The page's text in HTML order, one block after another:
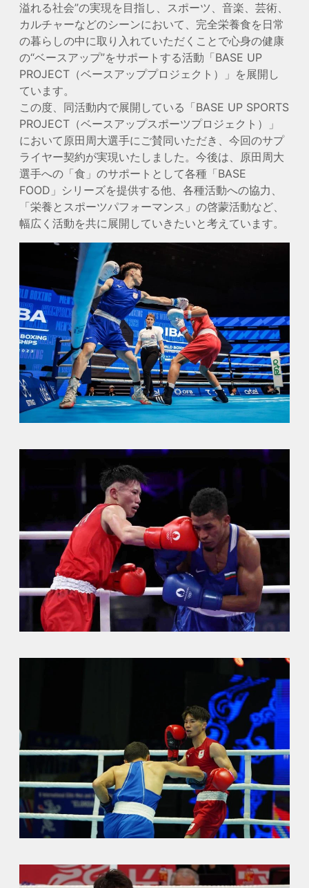
溢れる社会”の実現を目指し、スポーツ、音楽、芸術、
カルチャーなどのシーンにおいて、完全栄養食を日常
の暮らしの中に取り入れていただくことで心身の健康
の“ベースアップ”をサポートする活動「BASE UP
PROJECT（ベースアッププロジェクト）」を展開し
ています。
この度、同活動内で展開している「BASE UP SPORTS
PROJECT（ベースアップスポーツプロジェクト）」
において原田周大選手にご賛同いただき、今回のサプ
ライヤー契約が実現いたしました。今後は、原田周大
選手への「食」のサポートとして各種「BASE
FOOD」シリーズを提供する他、各種活動への協力、
「栄養とスポーツパフォーマンス」の啓蒙活動など、
幅広く活動を共に展開していきたいと考えています。